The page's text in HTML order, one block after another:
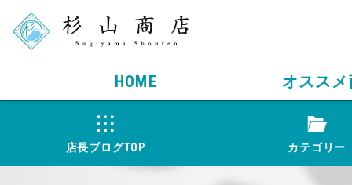
HOME オスス
店長ブログTOP カテゴリー